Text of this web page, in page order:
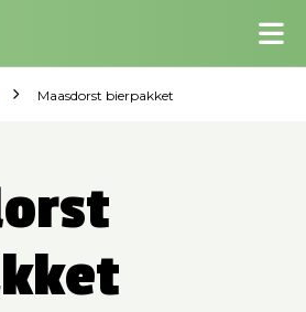
Maasdorst bierpakket